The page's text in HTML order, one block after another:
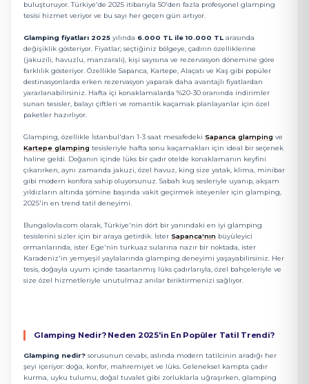
buluşturuyor. Türkiye'de 2025 itibarıyla 50'den fazla profesyonel glamping
tesisi hizmet veriyor ve bu sayı her geçen gün artıyor.
Glamping fiyatları 2025 yılında 6.000 TL ile 10.000 TL arasında
değişiklik gösteriyor. Fiyatlar; seçtiğiniz bölgeye, çadırın özelliklerine
(jakuzili, havuzlu, manzaralı), kişi sayısına ve rezervasyon dönemine göre
farklılık gösteriyor. Özellikle Sapanca, Kartepe, Alaçatı ve Kaş gibi popüler
destinasyonlarda erken rezervasyon yaparak daha avantajlı fiyatlardan
yararlanabilirsiniz. Hafta içi konaklamalarda %20-30 oranında indirimler
sunan tesisler, balayı çiftleri ve romantik kaçamak planlayanlar için özel
paketler hazırlıyor.
Glamping, özellikle İstanbul'dan 1-3 saat mesafedeki Sapanca glamping ve
Kartepe glamping tesisleriyle hafta sonu kaçamakları için ideal bir seçenek
haline geldi. Doğanın içinde lüks bir çadır otelde konaklamanın keyfini
çıkarırken, aynı zamanda jakuzi, özel havuz, king size yatak, klima, minibar
gibi modern konfora sahip oluyorsunuz. Sabah kuş sesleriyle uyanıp, akşam
yıldızların altında şömine başında vakit geçirmek isteyenler için glamping,
2025'in en trend tatil deneyimi.
Bungalovla.com olarak, Türkiye'nin dört bir yanındaki en iyi glamping
tesislerini sizler için bir araya getirdik. İster Sapanca'nın büyüleyici
ormanlarında, ister Ege'nin turkuaz sularına nazır bir noktada, ister
Karadeniz'in yemyeşil yaylalarında glamping deneyimi yaşayabilirsiniz. Her
tesis, doğayla uyum içinde tasarlanmış lüks çadırlarıyla, özel bahçeleriyle ve
size özel hizmetleriyle unutulmaz anılar biriktirmenizi sağlıyor.
Glamping Nedir? Neden 2025'in En Popüler Tatil Trendi?
Glamping nedir? sorusunun cevabı, aslında modern tatilcinin aradığı her
şeyi içeriyor: doğa, konfor, mahremiyet ve lüks. Geleneksel kampta çadır
kurma, uyku tulumu, doğal tuvalet gibi zorluklarla uğraşırken, glamping